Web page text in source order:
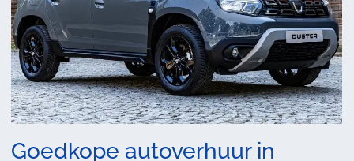
Goedkope autoverhuur in